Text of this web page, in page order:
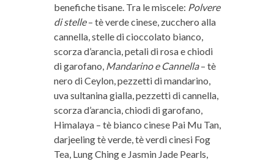
benefiche tisane. Tra le miscele: Polvere
di stelle– tè verde cinese, zucchero alla
cannella, stelle di cioccolato bianco,
scorza d’arancia, petali di rosa e chiodi
di garofano, Mandarino e Cannella– tè
nero di Ceylon, pezzetti di mandarino,
uva sultanina gialla, pezzetti di cannella,
scorza d’arancia, chiodi di garofano,
Himalaya – tè bianco cinese Pai Mu Tan,
darjeeling tè verde, tè verdi cinesi Fog
Tea, Lung Ching e Jasmin Jade Pearls,